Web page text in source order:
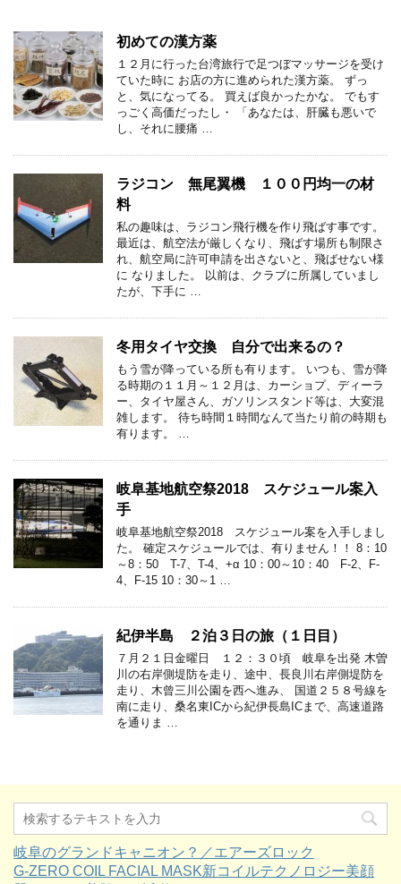
初めての漢方薬
１２月に行った台湾旅行で足つぼマッサージを受け
ていた時に お店の方に進められた漢方薬。 ずっ
と、気になってる。 買えば良かったかな。 でもす
っごく高価だったし・ 「あなたは、肝臓も悪いで
し、それに腰痛 …
ラジコン 無尾翼機 １００円均一の材
料
私の趣味は、ラジコン飛行機を作り飛ばす事です。
最近は、航空法が厳しくなり、飛ばす場所も制限さ
れ、航空局に許可申請を出さないと、飛ばせない様
に なりました。 以前は、クラブに所属していまし
たが、下手に …
冬用タイヤ交換 自分で出来るの？
もう雪が降っている所も有ります。 いつも、雪が降
る時期の１１月～１２月は、カーショプ、ディーラ
ー、タイヤ屋さん、ガソリンスタンド等は、大変混
雑します。 待ち時間１時間なんて当たり前の時期も
有ります。 …
岐阜基地航空祭2018 スケジュール案入
手
岐阜基地航空祭2018 スケジュール案を入手しまし
た。 確定スケジュールでは、有りません！！ 8：10
～8：50 T-7、T-4、+α 10：00～10：40 F-2、F-
4、F-15 10：30～1 …
紀伊半島 ２泊３日の旅（１日目）
７月２１日金曜日 １２：３０頃 岐阜を出発 木曽
川の右岸側堤防を走り、途中、長良川右岸側堤防を
走り、木曾三川公園を西へ進み、 国道２５８号線を
南に走り、桑名東ICから紀伊長島ICまで、高速道路
を通りま …
岐阜のグランドキャニオン？／エアーズロック
G-ZERO COIL FACIAL MASK新コイルテクノロジー美顔